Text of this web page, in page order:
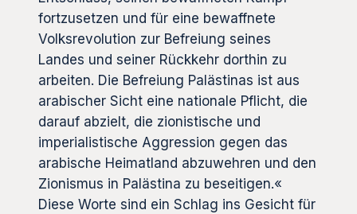
fortzusetzen und für eine bewaffnete
Volksrevolution zur Befreiung seines
Landes und seiner Rückkehr dorthin zu
arbeiten. Die Befreiung Palästinas ist aus
arabischer Sicht eine nationale Pflicht, die
darauf abzielt, die zionistische und
imperialistische Aggression gegen das
arabische Heimatland abzuwehren und den
Zionismus in Palästina zu beseitigen.«
Diese Worte sind ein Schlag ins Gesicht für